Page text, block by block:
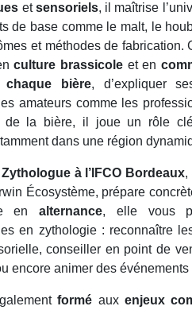
etsensoriels, il maîtrise
de base comme le malt, le
et méthodes de fabrication.
culture brassicoleet en
chaque bière, d’expliquer
amateurs comme les
de la bière, il joue un rôle
dans une région
à l’IFCO Bordeaux,
Écosystème, prépare
enalternance, elle vous
en zythologie : reconnaître
conseiller en point de
encore animer des
formé aux enjeux